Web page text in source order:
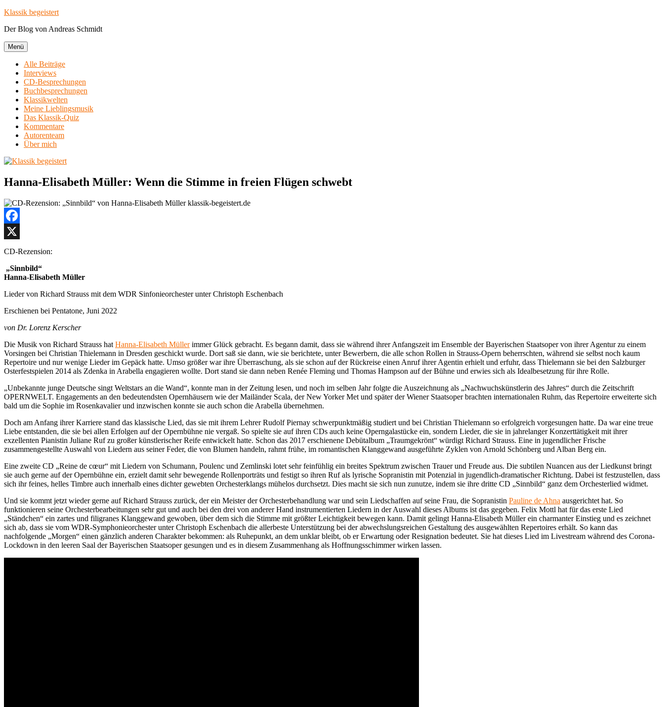
Zum
springen
Klassik begeistert
Der Blog von Andreas Schmidt
Menü
Alle Beiträge
Interviews
CD-Besprechungen
Buchbesprechungen
Klassikwelten
Meine Lieblingsmusik
Das Klassik-Quiz
Kommentare
Autorenteam
Über mich
Hanna-Elisabeth Müller: Wenn die Stimme in freien Flügen schwebt
Facebook
X
CD-Rezension:
„Sinnbild“
Hanna-Elisabeth Müller
Lieder von Richard Strauss mit dem WDR Sinfonieorchester unter Christoph Eschenbach
Erschienen bei Pentatone, Juni 2022
von Dr. Lorenz Kerscher
Die Musik von Richard Strauss hat Hanna-Elisabeth Müllerimmer Glück gebracht. Es begann damit, dass sie während ihrer Anfangszeit im Ensemble der Bayerischen Staatsoper von ihrer Agentur zu einem
Vorsingen bei Christian Thielemann in Dresden geschickt wurde. Dort saß sie dann, wie sie berichtete, unter Bewerbern, die alle schon Rollen in Strauss-Opern beherrschten, während sie selbst noch kaum
Repertoire und nur wenige Lieder im Gepäck hatte. Umso größer war ihre Überraschung, als sie schon auf der Rückreise einen Anruf ihrer Agentin erhielt und erfuhr, dass Thielemann sie bei den Salzburger
Osterfestspielen 2014 als Zdenka in Arabella engagieren wollte. Dort stand sie dann neben Renée Fleming und Thomas Hampson auf der Bühne und erwies sich als Idealbesetzung für ihre Rolle.
„Unbekannte junge Deutsche singt Weltstars an die Wand“, konnte man in der Zeitung lesen, und noch im selben Jahr folgte die Auszeichnung als „Nachwuchskünstlerin des Jahres“ durch die Zeitschrift
OPERNWELT. Engagements an den bedeutendsten Opernhäusern wie der Mailänder Scala, der New Yorker Met und später der Wiener Staatsoper brachten internationalen Ruhm, das Repertoire erweiterte sich
bald um die Sophie im Rosenkavalier und inzwischen konnte sie auch schon die Arabella übernehmen.
Doch am Anfang ihrer Karriere stand das klassische Lied, das sie mit ihrem Lehrer Rudolf Piernay schwerpunktmäßig studiert und bei Christian Thielemann so erfolgreich vorgesungen hatte. Da war eine treue
Liebe entstanden, die sie bei allen Erfolgen auf der Opernbühne nie vergaß. So spielte sie auf ihren CDs auch keine Operngalastücke ein, sondern Lieder, die sie in jahrelanger Konzerttätigkeit mit ihrer
exzellenten Pianistin Juliane Ruf zu großer künstlerischer Reife entwickelt hatte. Schon das 2017 erschienene Debütalbum „Traumgekrönt“ würdigt Richard Strauss. Eine in jugendlicher Frische
zusammengestellte Auswahl von Liedern aus seiner Feder, die von Blumen handeln, rahmt frühe, im romantischen Klanggewand ausgeführte Zyklen von Arnold Schönberg und Alban Berg ein.
Eine zweite CD „Reine de cœur“ mit Liedern von Schumann, Poulenc und Zemlinski lotet sehr feinfühlig ein breites Spektrum zwischen Trauer und Freude aus. Die subtilen Nuancen aus der Liedkunst bringt
sie auch gerne auf der Opernbühne ein, erzielt damit sehr bewegende Rollenporträts und festigt so ihren Ruf als lyrische Sopranistin mit Potenzial in jugendlich-dramatischer Richtung. Dabei ist festzustellen, dass
sich ihr feines, helles Timbre auch innerhalb eines dichter gewebten Orchesterklangs mühelos durchsetzt. Dies macht sie sich nun zunutze, indem sie ihre dritte CD „Sinnbild“ ganz dem Orchesterlied widmet.
Und sie kommt jetzt wieder gerne auf Richard Strauss zurück, der ein Meister der Orchesterbehandlung war und sein Liedschaffen auf seine Frau, die Sopranistin Pauline de Ahna ausgerichtet hat. So
funktionieren seine Orchesterbearbeitungen sehr gut und auch bei den drei von anderer Hand instrumentierten Liedern in der Auswahl dieses Albums ist das gegeben. Felix Mottl hat für das erste Lied
„Ständchen“ ein zartes und filigranes Klanggewand gewoben, über dem sich die Stimme mit größter Leichtigkeit bewegen kann. Damit gelingt Hanna-Elisabeth Müller ein charmanter Einstieg und es zeichnet
sich ab, dass sie vom WDR-Symphonieorchester unter Christoph Eschenbach die allerbeste Unterstützung bei der abwechslungsreichen Gestaltung des ausgewählten Repertoires erhält. So kann das
nachfolgende „Morgen“ einen gänzlich anderen Charakter bekommen: als Ruhepunkt, an dem unklar bleibt, ob er Erwartung oder Resignation bedeutet. Sie hat dieses Lied im Livestream während des Corona-
Lockdown in den leeren Saal der Bayerischen Staatsoper gesungen und es in diesem Zusammenhang als Hoffnungsschimmer wirken lassen.